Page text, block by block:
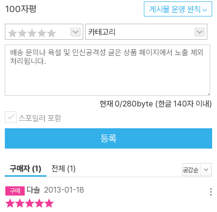
100자평 게시물 운영 원칙
카테고리
현재 0/280byte (한글 140자 이내)
스포일러 포함
등록
구매자 (1) 전체 (1)
다솔 2013-01-18